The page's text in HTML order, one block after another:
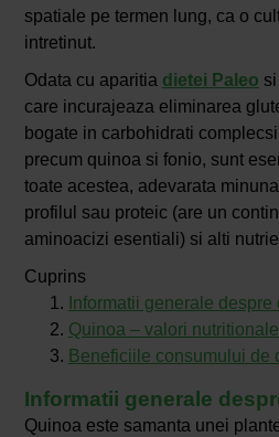
spatiale pe termen lung, ca o
intretinut.
Odata cu aparitia dietei Paleo
care incurajeaza eliminarea
bogate in carbohidrati
precum quinoa si fonio, sunt
toate acestea, adevarata
profilul sau proteic (are un
aminoacizi esentiali) si alti
Cuprins
Informatii generale despre
Quinoa – valori nutritionale
Beneficiile consumului de
Informatii generale
Quinoa este samanta unei